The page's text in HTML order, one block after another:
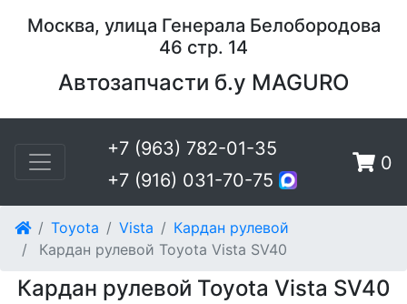
Москва, улица Генерала Белобородова
46 стр. 14
Автозапчасти б.у MAGURO
+7 (963) 782-01-35
+7 (916) 031-70-75
0
Toyota Vista
Кардан рулевой
Кардан рулевой Toyota Vista SV40
Кардан рулевой Toyota Vista SV40